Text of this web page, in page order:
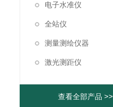
电子水准仪
全站仪
测量测绘仪器
激光测距仪
查看全部产品 >>